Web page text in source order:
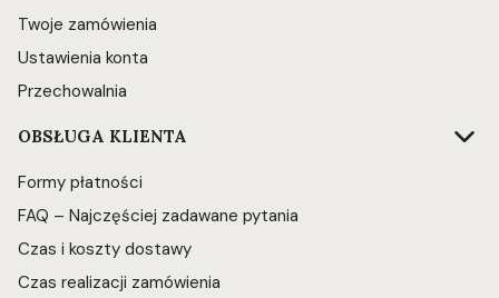
Twoje zamówienia
Ustawienia konta
Przechowalnia
OBSŁUGA KLIENTA
Formy płatności
FAQ – Najczęściej zadawane pytania
Czas i koszty dostawy
Czas realizacji zamówienia